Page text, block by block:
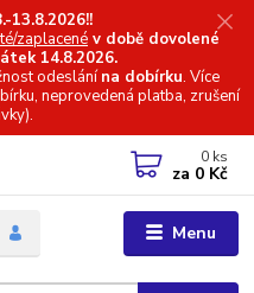
13.8.2026!!
zaplacené v době dovolené
14.8.2026.
odeslánína dobírku. Více
neprovedená platba, zrušení
Menu
0 ks
za 0 Kč